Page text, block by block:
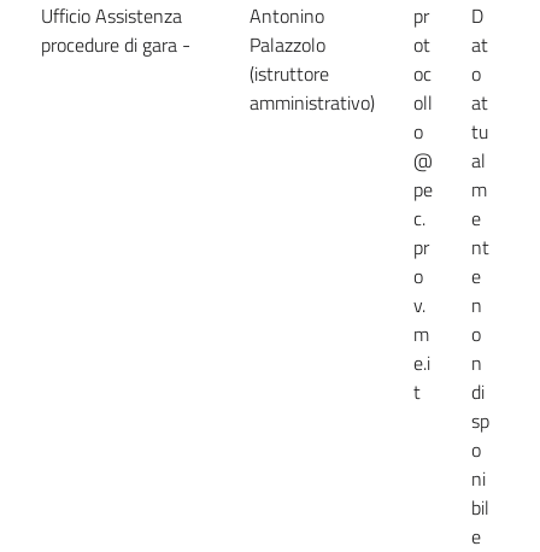
Ufficio Assistenza
procedure di gara -
Antonino
Palazzolo
(istruttore
amministrativo)
pr
ot
oc
oll
o
@
pe
c.
pr
o
v.
m
e.i
t
D
at
o
at
tu
al
m
e
nt
e
n
o
n
di
sp
o
ni
bil
e